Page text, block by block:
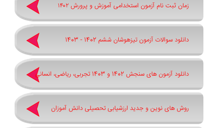
زمان ثبت نام آزمون استخدامی آموزش و پرورش ۱۴۰۲
دانلود سوالات آزمون تیزهوشان ششم 1402 - 1403
دانلود آزمون های سنجش 1402 و 1403 تجربی، ریاضی، انسانی
روش های نوین و جدید ارزشیابی تحصیلی دانش آموزان